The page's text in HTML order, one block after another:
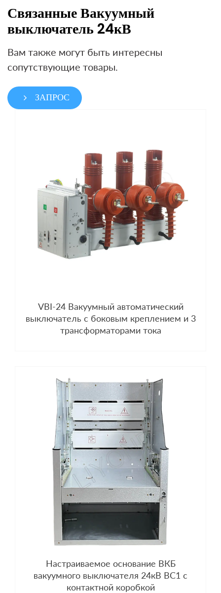
Связанные Вакуумный
выключатель 24кВ
Вам также могут быть интересны
сопутствующие товары.
ЗАПРОС
VBI-24 Вакуумный автоматический
выключатель с боковым креплением и 3
трансформаторами тока
Настраиваемое основание ВКБ
вакуумного выключателя 24кВ ВС1 с
контактной коробкой